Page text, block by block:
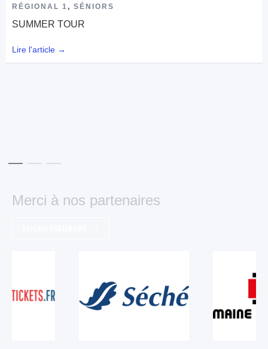
RÉGIONAL 1, SÉNIORS
SUMMER TOUR
Lire l'article →
Merci à nos partenaires